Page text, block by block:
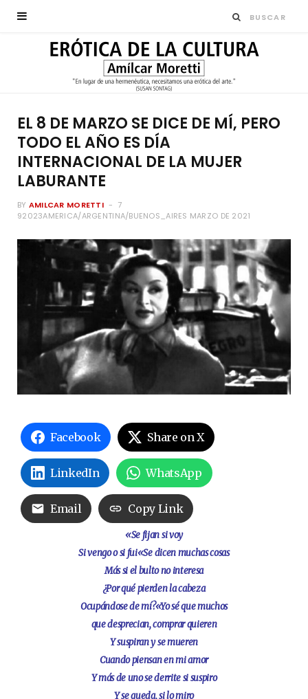
EL 8 DE MARZO SE DICE DE MÍ, PERO
TODO EL AÑO ES DÍA
INTERNACIONAL DE LA MUJER
LABURANTE
BY AMILCAR MORETTI
7
92023AMERICA/ARGENTINA/BUENOS_AIRES MARZO DE 2021
Facebook Share on X
LinkedIn WhatsApp
Email Copy Link
«Se fijan si voy
Si vengo o si fui«Se dicen muchas cosas
Más si el bulto no interesa
¿Por qué pierden la cabeza
Ocupándose de mí?«Yo sé que muchos
que desprecian, comprar quieren
Y suspiran y se mueren
Cuando piensan en mi amor
Y más de uno se derrite si suspiro
Y se queda, si lo miro